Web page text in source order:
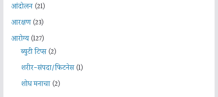
आंदोलन(21)
आरक्षण(23)
आरोग्य(127)
ब्युटी टिप्स(2)
शरीर-संपदा/फिटनेस(1)
शोध मनाचा(2)